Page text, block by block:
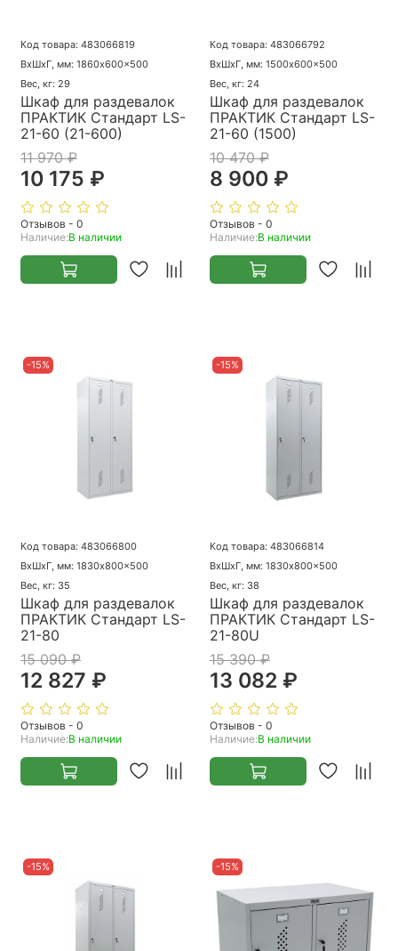
Код товара: 483066819
ВхШхГ, мм: 1860x600x500
Вес, кг: 29
Шкаф для раздевалок
ПРАКТИК Стандарт LS-
21-60 (21-600)
11 970 ₽
10 175 ₽
Отзывов - 0
Наличие:В наличии
Код товара: 483066792
ВхШхГ, мм: 1500x600x500
Вес, кг: 24
Шкаф для раздевалок
ПРАКТИК Стандарт LS-
21-60 (1500)
10 470 ₽
8 900 ₽
Отзывов - 0
Наличие:В наличии
-15%
Код товара: 483066800
ВхШхГ, мм: 1830x800x500
Вес, кг: 35
Шкаф для раздевалок
ПРАКТИК Стандарт LS-
21-80
15 090 ₽
12 827 ₽
Отзывов - 0
Наличие:В наличии
-15%
Код товара: 483066814
ВхШхГ, мм: 1830x800x500
Вес, кг: 38
Шкаф для раздевалок
ПРАКТИК Стандарт LS-
21-80U
15 390 ₽
13 082 ₽
Отзывов - 0
Наличие:В наличии
-15% -15%